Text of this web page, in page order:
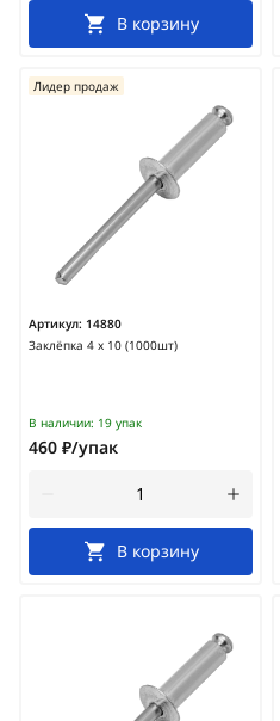
В корзину
Артикул: 14880
Заклёпка 4 х 10 (1000шт)
Лидер продаж
В наличии: 19 упак
460 ₽/упак
В корзину